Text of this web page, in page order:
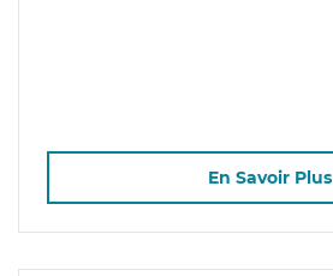
En Savoir Plus